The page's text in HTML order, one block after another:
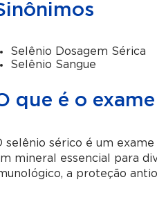
Selênio Dosagem Sérica
Selênio Sangue
que é o
selênio sérico é um
mineral essencial para
a proteção